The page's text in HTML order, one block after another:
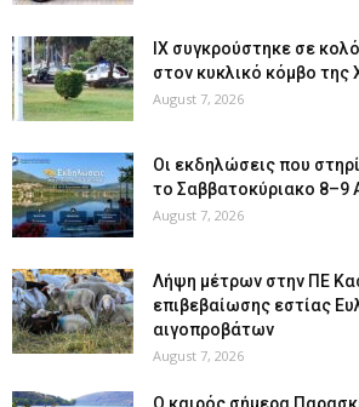
ΙΧ συγκρούστηκε σε
στον κυκλικό κόμβο της
August 7, 2026
Οι εκδηλώσεις που
το Σαββατοκύριακο 8–9
August 7, 2026
Λήψη μέτρων στην ΠΕ
επιβεβαίωσης εστίας
αιγοπροβάτων
August 7, 2026
Ο καιρός σήμερα